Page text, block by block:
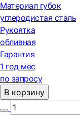
Материал губок
углеродистая сталь
Рукоятка
обливная
Гарантия
1 год мес
по запросу
В корзину